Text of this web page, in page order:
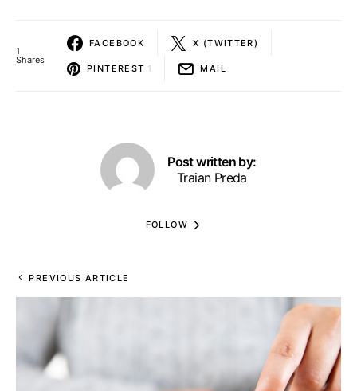
1
Shares
FACEBOOK X (TWITTER)
PINTEREST 1 MAIL
Post written by:
Traian Preda
FOLLOW
PREVIOUS ARTICLE